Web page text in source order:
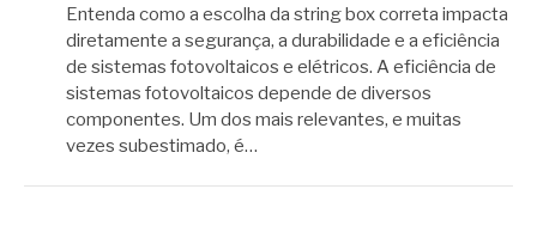
Entenda como a escolha da string box correta impacta
diretamente a segurança, a durabilidade e a eficiência
de sistemas fotovoltaicos e elétricos. A eficiência de
sistemas fotovoltaicos depende de diversos
componentes. Um dos mais relevantes, e muitas
vezes subestimado, é…